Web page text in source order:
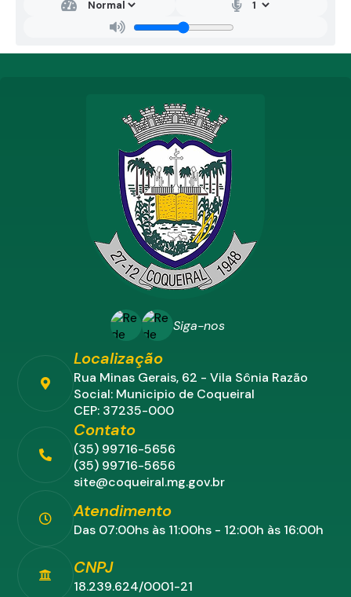
reais), correspondente ao período de 12 (doze) meses.
Vigência: 12 (doze) meses, contados da assinatura do
contrato, podendo ser prorrogado nos termos da Lei nº
14.133/2021, especialmente conforme art. 105, desde
04.122.0052.2.003 – 3390.35.00
Fonte: 1.500.99 / 2.500.99.
Data da Assinatura: 13 de março de 2026.
Renato Oliveira Marques - Prefeito Municipal
Siga-nos
Localização
Rua Minas Gerais, 62 - Vila Sônia Razão
Social: Municipio de Coqueiral
CEP: 37235-000
Contato
(35) 99716-5656
(35) 99716-5656
site@coqueiral.mg.gov.br
Atendimento
Das 07:00hs às 11:00hs - 12:00h às 16:00h
CNPJ
18.239.624/0001-21